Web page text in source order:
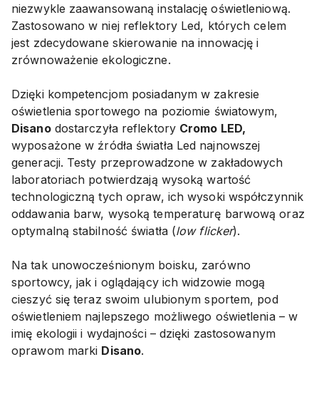
niezwykle zaawansowaną instalację oświetleniową.
Zastosowano w niej reflektory Led, których celem
jest zdecydowane skierowanie na innowację i
zrównoważenie ekologiczne.
Dzięki kompetencjom posiadanym w zakresie
oświetlenia sportowego na poziomie światowym,
Disanodostarczyła reflektory Cromo LED,
wyposażone w źródła światła Led najnowszej
generacji. Testy przeprowadzone w zakładowych
laboratoriach potwierdzają wysoką wartość
technologiczną tych opraw, ich wysoki współczynnik
oddawania barw, wysoką temperaturę barwową oraz
optymalną stabilność światła (low flicker).
Na tak unowocześnionym boisku, zarówno
sportowcy, jak i oglądający ich widzowie mogą
cieszyć się teraz swoim ulubionym sportem, pod
oświetleniem najlepszego możliwego oświetlenia – w
imię ekologii i wydajności – dzięki zastosowanym
oprawom marki Disano.